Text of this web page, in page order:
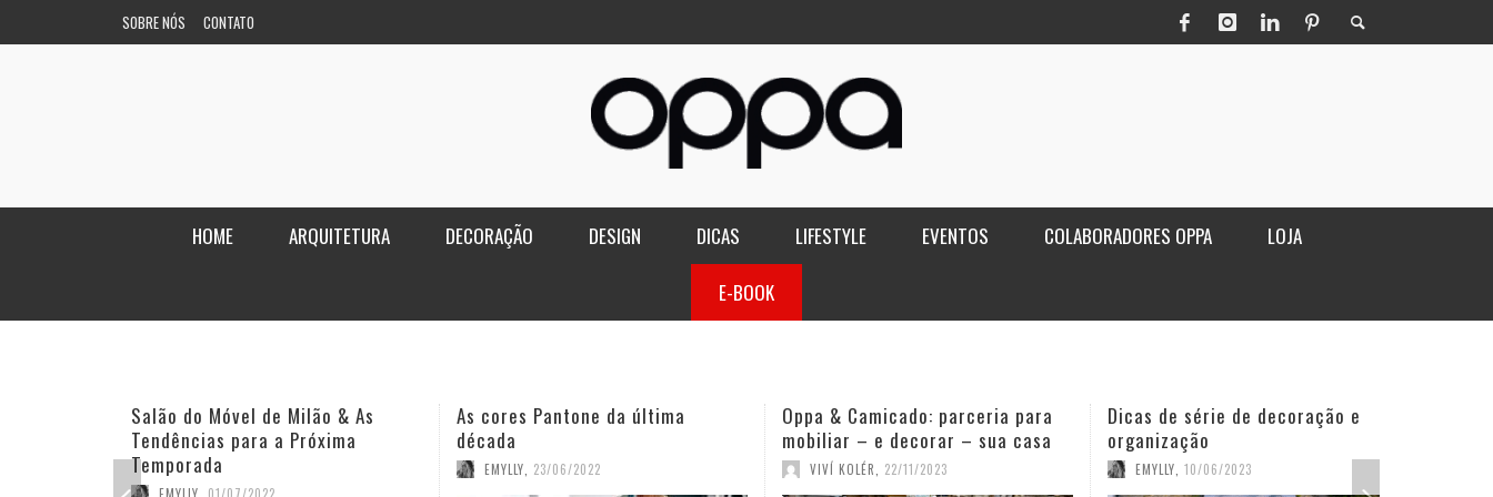
SOBRE NÓS CONTATO
HOME ARQUITETURA DECORAÇÃO DESIGN DICAS LIFESTYLE EVENTOS COLABORADORES OPPA LOJA
E-BOOK
Salão do Móvel de Milão & As
Tendências para a Próxima
Temporada
As cores Pantone da última
década
EMYLLY 23/06/2022
Oppa & Camicado: parceria para
mobiliar – e decorar – sua casa
VIVÍ KOLÉR 22/11/2023
Dicas de série de decoração e
organização
EMYLLY 10/06/2023